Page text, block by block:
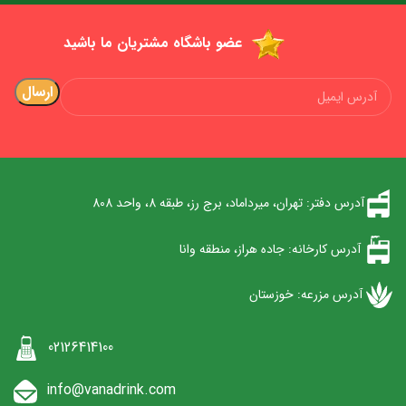
عضو باشگاه مشتریان ما باشید
آدرس دفتر: تهران، میرداماد، برج رز، طبقه 8، واحد 808
آدرس کارخانه: جاده هراز، منطقه وانا
آدرس مزرعه: خوزستان
02126414100
info@vanadrink.com